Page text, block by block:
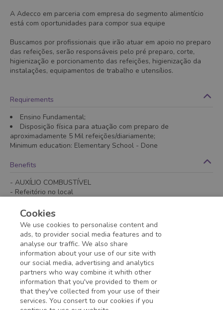
A Adecco em parceria com empresa do segmento alimentício
está com oportunidades para compor sua equipe
Buscamos por profissionais que irão atuar em apoio no preparo
das refeições, serão responsáveis pelo pré preparo, corte,
higienização e porcionamento das refeições, higienização da
instalações, equipamentos de trabalho e utensílios.
Requirements
Ensino Fundamental;
Disposição física para atuação com preparo de
aproximadamente 5 Mil refeições/diariamente;
Minimum education: Elementary School - Done
Benefits
- AUXÍLIO COMBUSTÍVEL
- Refeitório no local
Remarks
Atuação em escala 12x36 das 6:00 às 18:00 c/ 1h de intervalo;
Application deadline expired!
Cookies
We use cookies to personalise content and
ads, to provider social media features and to
analyse our traffic. We also share
information about your use of our site with
our social media, advertising and analytics
partners who way combine it whith other
information that you've provided to them or
that they've collected from your use of their
services. You consert to our cookies if you